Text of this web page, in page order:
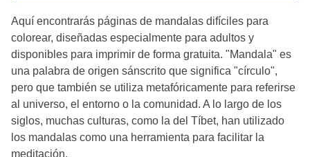
Aquí encontrarás páginas de mandalas difíciles para
colorear, diseñadas especialmente para adultos y
disponibles para imprimir de forma gratuita. "Mandala" es
una palabra de origen sánscrito que significa "círculo",
pero que también se utiliza metafóricamente para referirse
al universo, el entorno o la comunidad. A lo largo de los
siglos, muchas culturas, como la del Tíbet, han utilizado
los mandalas como una herramienta para facilitar la
meditación.